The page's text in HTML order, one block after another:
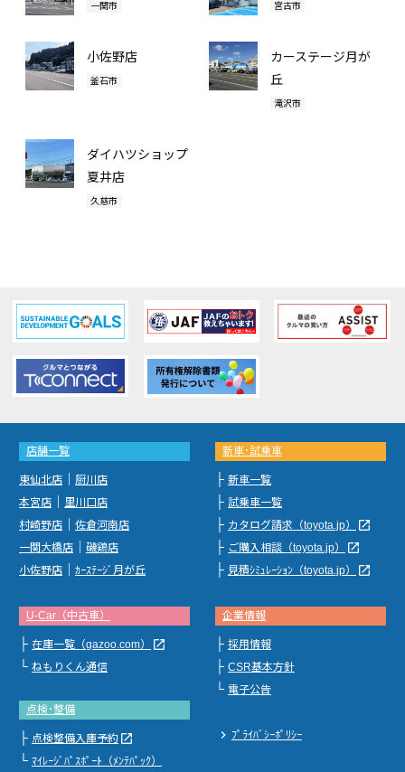
一関市 宮古市
小佐野店
釜石市
カーステージ月が
丘
滝沢市
ダイハツショップ
夏井店
久慈市
店舗一覧
東仙北店
厨川店
本宮店
里川口店
村崎野店
佐倉河南店
一関大橋店
磯鶏店
小佐野店
ｶｰｽﾃｰｼﾞ月が丘
新車･試乗車
├ 新車一覧
├ 試乗車一覧
├ カタログ請求（toyota.jp）
launch
├ ご購入相談（toyota.jp）
launch
├ 見積ｼﾐｭﾚｰｼｮﾝ（toyota.jp） launch
U-Car（中古車）
├ 在庫一覧（gazoo.com）
launch
└ ねもりくん通信
点検･整備
├ 点検整備入庫予約 launch
└ ﾏｲﾚｰｼﾞﾊﾟｽﾎﾟｰﾄ（ﾒﾝﾃﾊﾟｯｸ）
企業情報
├ 採用情報
├ CSR基本方針
└ 電子公告
chevron_right ﾌﾟﾗｲﾊﾞｼｰﾎﾟﾘｼｰ